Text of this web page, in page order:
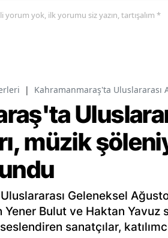
yorum yok, ilk yorumu siz yazın, tartışalım *
| Kahramanmaraş'ta Uluslararası
müzik
Geleneksel
Bulut ve Haktan Yavuz
sanatçılar,